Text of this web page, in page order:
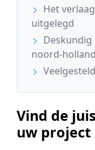
Het
uitgelegd
noord-holland
Vind de
uw project